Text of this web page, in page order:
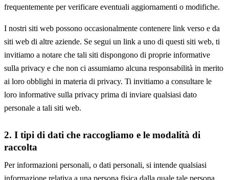
frequentemente per verificare eventuali aggiornamenti o modifiche.
I nostri siti web possono occasionalmente contenere link verso e da
siti web di altre aziende. Se segui un link a uno di questi siti web, ti
invitiamo a notare che tali siti dispongono di proprie informative
sulla privacy e che non ci assumiamo alcuna responsabilità in merito
ai loro obblighi in materia di privacy. Ti invitiamo a consultare le
loro informative sulla privacy prima di inviare qualsiasi dato
personale a tali siti web.
2. I tipi di dati che raccogliamo e le modalità di
raccolta
Per informazioni personali, o dati personali, si intende qualsiasi
informazione relativa a una persona fisica dalla quale tale persona